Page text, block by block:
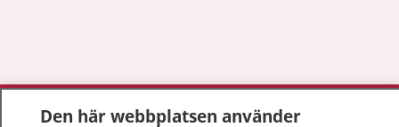
1177 på flera språk
Den här webbplatsen använder